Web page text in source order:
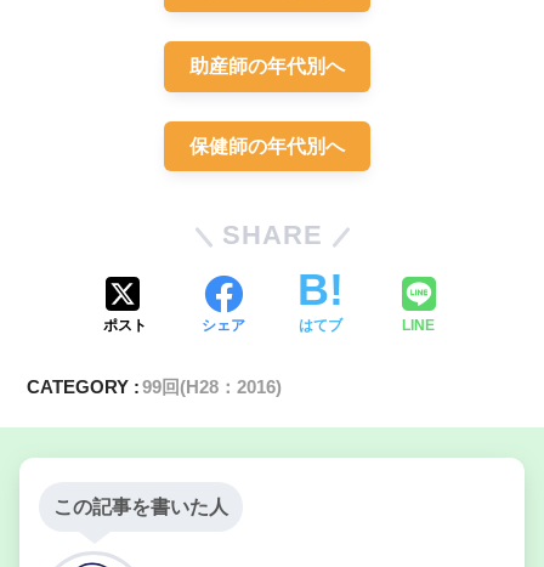
尿糖
空腹時血糖140mg/dL
HbA1c7.0%
助産師の年代別へ
保健師の年代別へ
SHARE
ポスト シェア はてブ LINE
CATEGORY :99回(H28：2016)
この記事を書いた人